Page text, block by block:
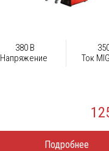
380 В
Напряжение
Ток
Подробнее